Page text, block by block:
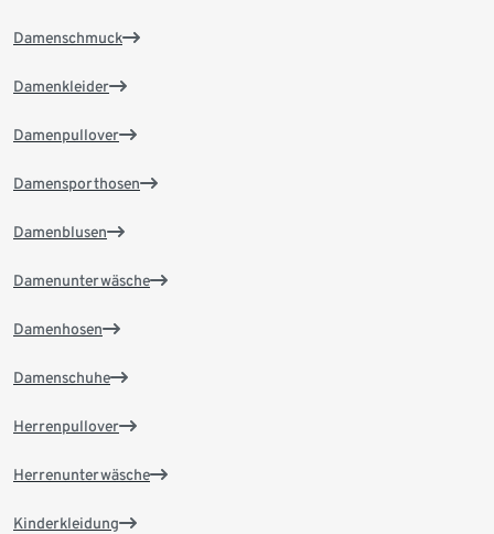
Damenschmuck
Damenkleider
Damenpullover
Damensporthosen
Damenblusen
Damenunterwäsche
Damenhosen
Damenschuhe
Herrenpullover
Herrenunterwäsche
Kinderkleidung